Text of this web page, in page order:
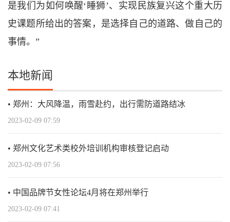
是我们为如何唤醒‘睡狮’、实现民族复兴这个重大历
史课题所给出的答案，是选择自己的道路、做自己的
事情。”
本地新闻
郑州：大风降温，雨雪赴约，出行需防道路结冰
2023-02-09 07:59
郑州文化艺术类校外培训机构审核登记启动
2023-02-09 07:56
中国品牌节女性论坛4月将在郑州举行
2023-02-09 07:41